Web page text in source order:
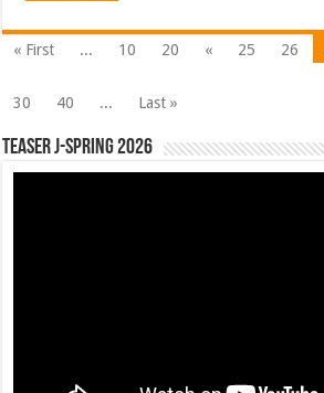
« First ... 10 20 « 25 26
30
40 ... Last »
Teaser J-Spring 2026